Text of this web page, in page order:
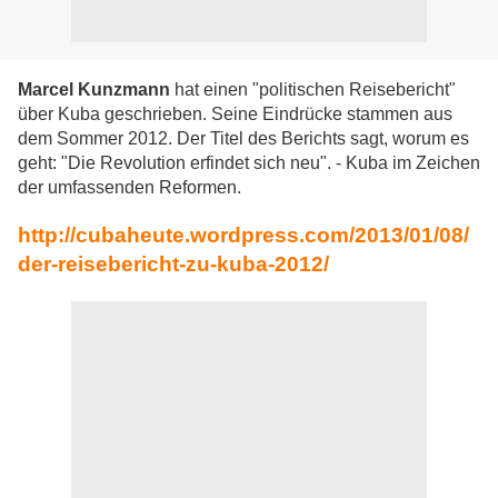
Marcel Kunzmann hat einen "politischen Reisebericht"
über Kuba geschrieben. Seine Eindrücke stammen aus
dem Sommer 2012. Der Titel des Berichts sagt, worum es
geht: "Die Revolution erfindet sich neu". - Kuba im Zeichen
der umfassenden Reformen.
http://cubaheute.wordpress.com/2013/01/08/
der-reisebericht-zu-kuba-2012/